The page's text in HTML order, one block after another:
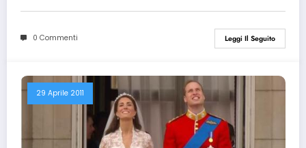
0 Commenti Leggi Il Seguito
29 Aprile 2011